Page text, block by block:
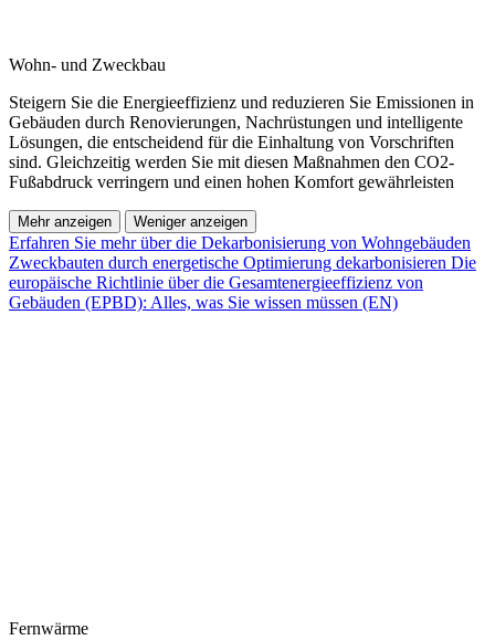
Wohn- und Zweckbau
Steigern Sie die Energieeffizienz und reduzieren Sie Emissionen in
Gebäuden durch Renovierungen, Nachrüstungen und intelligente
Lösungen, die entscheidend für die Einhaltung von Vorschriften
sind. Gleichzeitig werden Sie mit diesen Maßnahmen den CO2-
Fußabdruck verringern und einen hohen Komfort gewährleisten
Mehr anzeigen Weniger anzeigen
Erfahren Sie mehr über die Dekarbonisierung von Wohngebäuden
Zweckbauten durch energetische Optimierung dekarbonisieren Die
europäische Richtlinie über die Gesamtenergieeffizienz von
Gebäuden (EPBD): Alles, was Sie wissen müssen (EN)
Fernwärme